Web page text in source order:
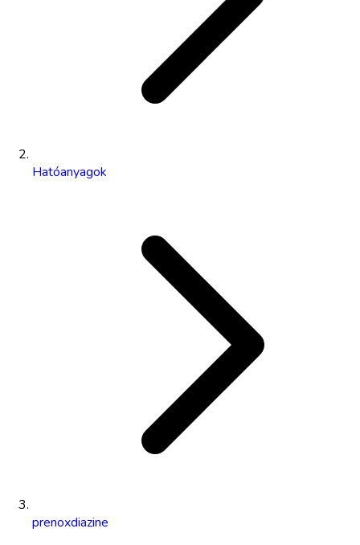
Hatóanyagok
prenoxdiazine